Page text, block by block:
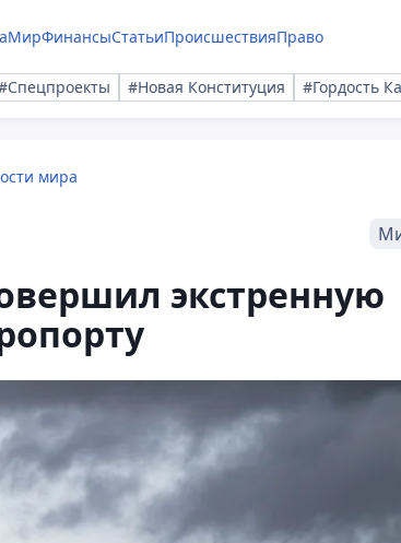
МирФинансыСтатьиПроисшествияПраво
#Новая Конституция #Гордость
мира
экстренную